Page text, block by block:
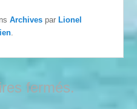
Archives parLionel
fermés.